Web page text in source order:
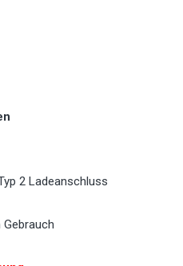
2 Ladeanschluss